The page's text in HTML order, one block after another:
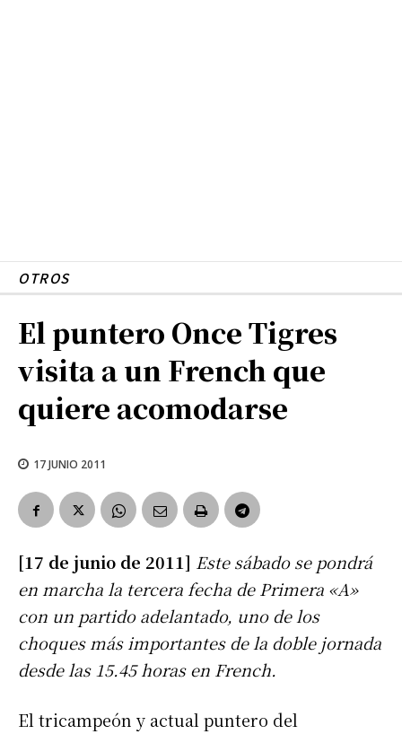
OTROS
El puntero Once Tigres
visita a un French que
quiere acomodarse
17 JUNIO 2011
[17 de junio de 2011] Este sábado se pondrá
en marcha la tercera fecha de Primera «A»
con un partido adelantado, uno de los
choques más importantes de la doble jornada
desde las 15.45 horas en French.
El tricampeón y actual puntero del